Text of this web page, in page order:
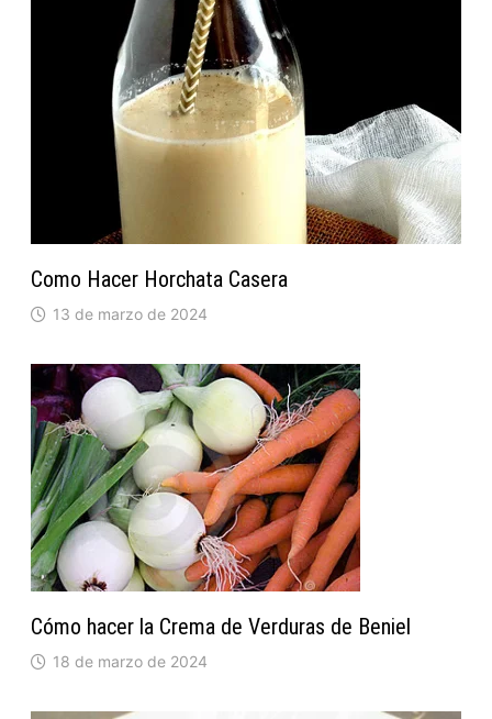
Como Hacer Horchata Casera
13 de marzo de 2024
Cómo hacer la Crema de Verduras de Beniel
18 de marzo de 2024